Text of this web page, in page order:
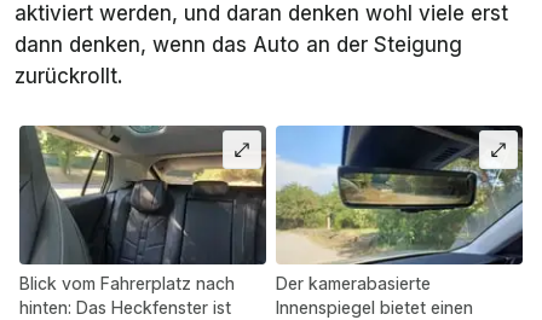
aktiviert werden, und daran denken wohl viele erst
dann denken, wenn das Auto an der Steigung
zurückrollt.
Blick vom Fahrerplatz nach
hinten: Das Heckfenster ist
Der kamerabasierte
Innenspiegel bietet einen